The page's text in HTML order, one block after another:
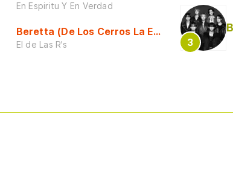
En Espiritu Y En Verdad
Beretta (De Los Cerros La Escuela)
El de Las R's